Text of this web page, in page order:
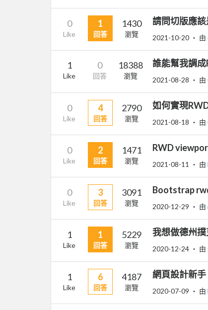
0
Like
1
回答
1430
瀏覽
請問切版應
2021-10-20 ‧ 由
1
Like
0
回答
18388
瀏覽
誰能幫我調成
2021-08-28 ‧ 由
0
Like
4
回答
2790
瀏覽
如何實現
2021-08-18 ‧ 由
0
Like
2
回答
1471
瀏覽
RWD
2021-08-11 ‧ 由
0
Like
3
回答
3091
瀏覽
Bootstrap
2020-12-29 ‧ 由
1
Like
1
回答
5229
瀏覽
我想做德州
2020-12-24 ‧ 由
1
Like
6
回答
4187
瀏覽
網頁設計新
2020-07-09 ‧ 由